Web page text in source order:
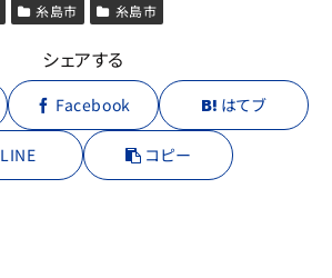
糸島市 糸島市
シェアする
Facebook はてブ
LINE コピー